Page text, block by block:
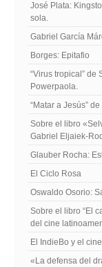
José Plata:
sola.
Gabriel García
Borges: Epitafio
“Virus tropical” de
Powerpaola.
“Matar a Jesús”
Sobre el libro
Gabriel Eljaiek-
Glauber Rocha:
El Ciclo Rosa
Oswaldo Osorio:
Sobre el libro “El
del cine
El IndieBo y el
«La defensa del